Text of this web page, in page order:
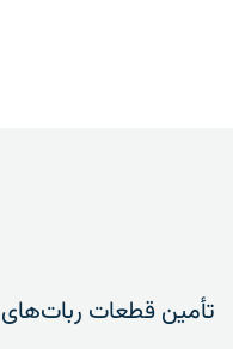
تأمین قطعات